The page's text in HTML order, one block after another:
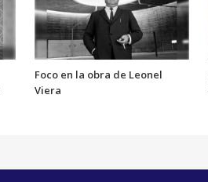
Foco en la obra de Leonel
Viera